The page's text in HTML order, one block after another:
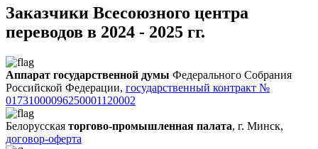
Заказчики Всесоюзного центра
переводов в 2024 - 2025 гг.
Аппарат государственной думы Федерального Собрания
Российской Федерации, государственный контракт №
01731000096250001120002
Белорусская торгово-промышленная палата, г. Минск,
договор-оферта